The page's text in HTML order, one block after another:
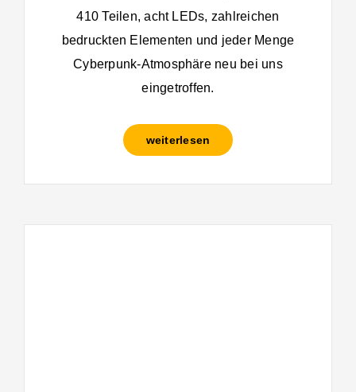
410 Teilen, acht LEDs, zahlreichen
bedruckten Elementen und jeder Menge
Cyberpunk-Atmosphäre neu bei uns
eingetroffen.
weiterlesen